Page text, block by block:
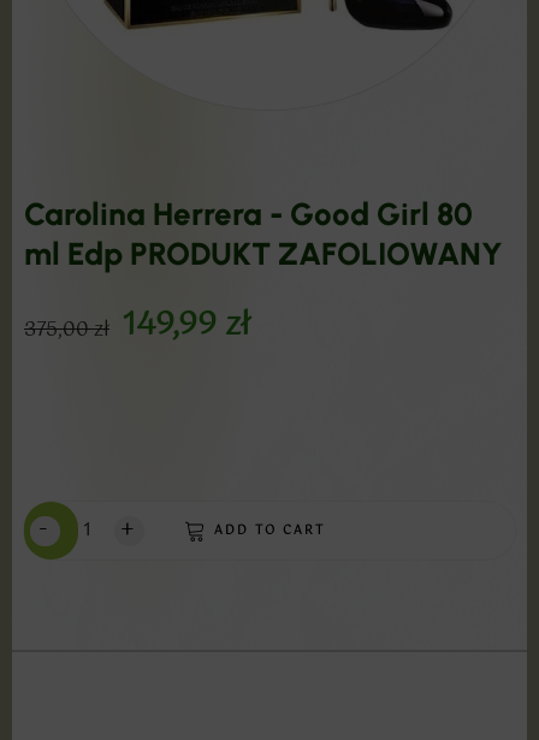
Carolina Herrera - Good Girl 80
ml Edp PRODUKT ZAFOLIOWANY
375,00zł 149,99zł
- + ADD TO CART